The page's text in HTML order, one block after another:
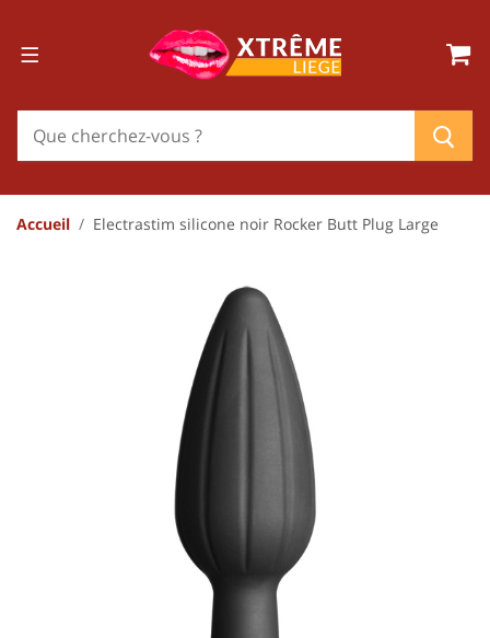
Accueil Electrastim silicone noir Rocker Butt Plug Large